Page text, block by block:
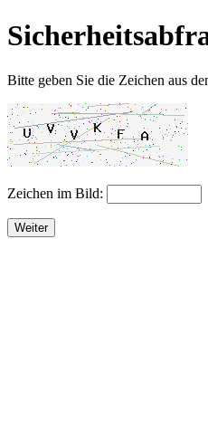
Bitte geben Sie die Zeichen aus
Zeichen im Bild:
Weiter